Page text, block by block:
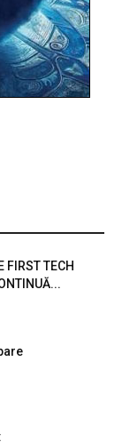
FIRST TECH